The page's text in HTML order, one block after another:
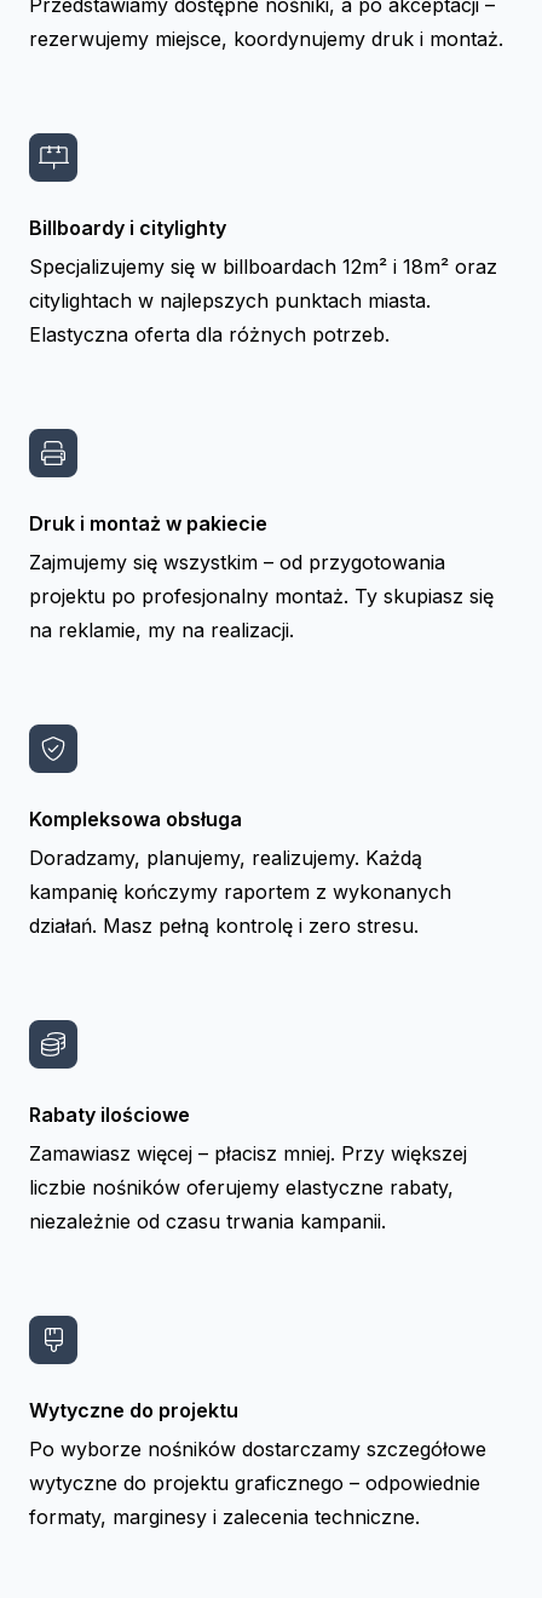
rezerwujemy miejsce, koordynujemy druk i montaż.
Billboardy i citylighty
Specjalizujemy się w billboardach 12m² i 18m² oraz
citylightach w najlepszych punktach miasta.
Elastyczna oferta dla różnych potrzeb.
Druk i montaż w pakiecie
Zajmujemy się wszystkim – od przygotowania
projektu po profesjonalny montaż. Ty skupiasz się
na reklamie, my na realizacji.
Kompleksowa obsługa
Doradzamy, planujemy, realizujemy. Każdą
kampanię kończymy raportem z wykonanych
działań. Masz pełną kontrolę i zero stresu.
Rabaty ilościowe
Zamawiasz więcej – płacisz mniej. Przy większej
liczbie nośników oferujemy elastyczne rabaty,
niezależnie od czasu trwania kampanii.
Wytyczne do projektu
Po wyborze nośników dostarczamy szczegółowe
wytyczne do projektu graficznego – odpowiednie
formaty, marginesy i zalecenia techniczne.